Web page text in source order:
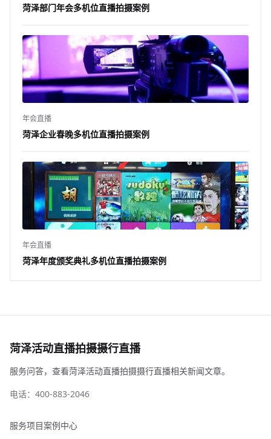
菏泽部门年会多机位直播拍摄案例
年会直播
菏泽企业春晚多机位直播拍摄案例
年会直播
菏泽年度颁奖典礼多机位直播拍摄案例
菏泽活动直播拍摄摄行直播
服务问答，查看菏泽活动直播拍摄摄行直播相关新闻文章。
电话：400-883-2046
服务项目案例中心